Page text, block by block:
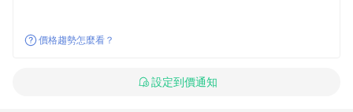
價格趨勢怎麼看？
設定到價通知